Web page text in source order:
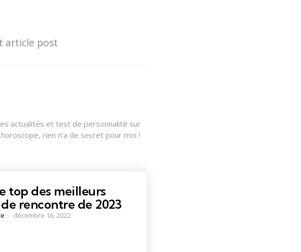
article post
actualités et test de personnalité sur
rien n'a de secret pour moi !
top des meilleurs
rencontre de 2023
décembre 16, 2022